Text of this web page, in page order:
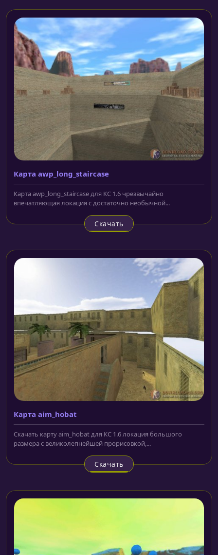
Карта awp_long_staircase
Карта awp_long_staircase для КС 1.6 чрезвычайно
впечатляющая локация с достаточно необычной...
Скачать
Карта aim_hobat
Скачать карту aim_hobat для КС 1.6 локация большого
размера с великолепнейшей прорисовкой,...
Скачать